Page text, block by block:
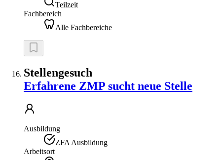
Teilzeit
Fachbereich
Alle Fachbereiche
Stellengesuch
Erfahrene ZMP sucht neue Stelle
Ausbildung
ZFA Ausbildung
Arbeitsort